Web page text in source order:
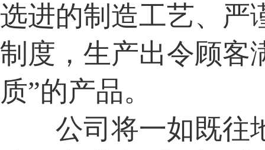
选进的制造工艺、严
制度，生产出令顾客
质”的产品。
公司将一如既往